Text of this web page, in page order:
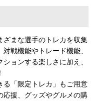
ざまな選手のトレカを収集
戦機能やトレード機能、
ョンする楽しさに加え、
る「限定トレカ」もご用意
応援、グッズやグルメの購